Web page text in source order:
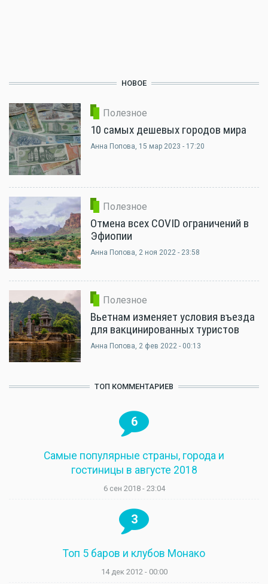
НОВОЕ
Полезное
10 самых дешевых городов мира
Анна Попова, 15 мар 2023 - 17:20
Полезное
Отмена всех COVID ограничений в
Эфиопии
Анна Попова, 2 ноя 2022 - 23:58
Полезное
Вьетнам изменяет условия въезда
для вакцинированных туристов
Анна Попова, 2 фев 2022 - 00:13
ТОП КОММЕНТАРИЕВ
6
Самые популярные страны, города и
гостиницы в августе 2018
6 сен 2018 - 23:04
3
Топ 5 баров и клубов Монако
14 дек 2012 - 00:00